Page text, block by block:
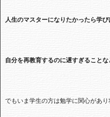
人生のマスターになりたかったら学
自分を再教育するのに遅すぎることな
でもいま学生の方は勉学に関心があ